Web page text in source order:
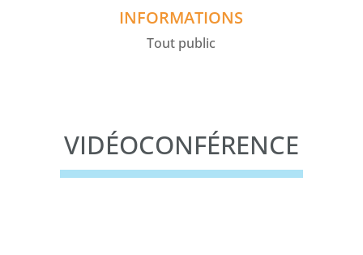
INFORMATIONS
Tout public
VIDÉOCONFÉRENCE